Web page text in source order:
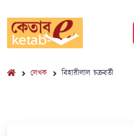
লেখক বিহারীলাল চক্রবর্তী